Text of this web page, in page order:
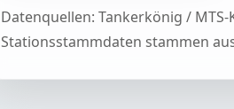
Datenquellen: Tankerkönig /
Stationsstammdaten stammen